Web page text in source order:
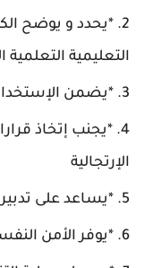
*يحدد و يوضح
التعليمية التعلمية
*يضمن
*يجنب إتخاذ
الإرتجالية
*يساعد على
*يوفر الأمن